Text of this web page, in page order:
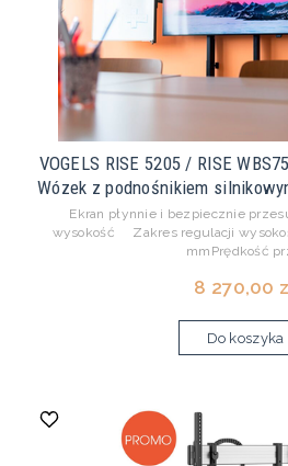
VOGELS RISE 5205 / RISE
Wózek z podnośnikiem
Ekran płynnie i bezpiecznie
wysokość Zakres regulacji
mmPrędkość
8 270,00
Do koszyka